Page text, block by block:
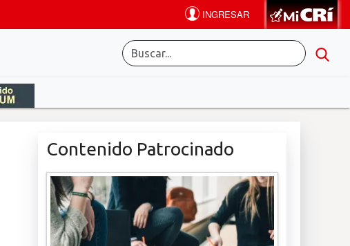
Contenido Patrocinado